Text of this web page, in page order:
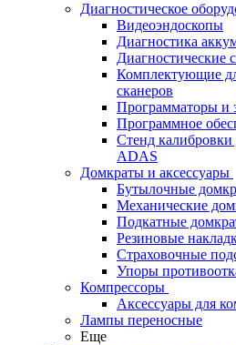
Диагностическое
Видеоэндоскопы
Диагностика
Диагностические
Комплектующие
сканеров
Программаторы и
Программное
Стенд
ADAS
Домкраты и аксессуары
Бутылочные
Механические
Подкатные
Резиновые
Страховочные
Упоры
Компрессоры
Аксессуары для
Лампы переносные
Еще